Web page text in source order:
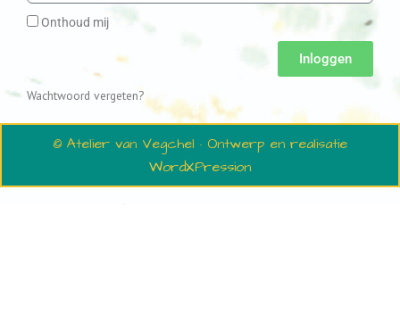
Onthoud mij
Inloggen
Wachtwoord vergeten?
© Atelier van Vegchel · Ontwerp en realisatie
WordXPression